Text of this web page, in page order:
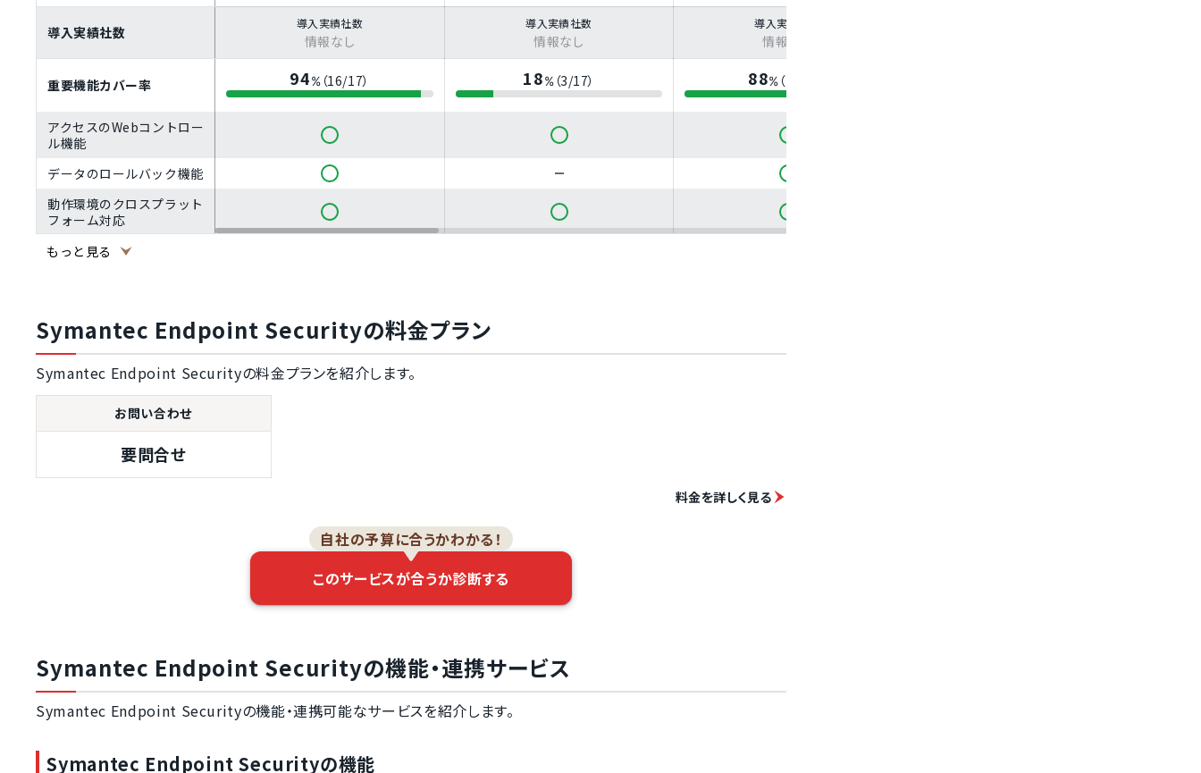
導入実績社数
導入実績社数
情報なし
導入実績社数
情報なし
導入実績社数
情報なし
重要機能カバー率 94%（16/17） 18%（3/17） 88% （15/17）
アクセスのWebコントロー
ル機能
データのロールバック機能
動作環境のクロスプラット
フォーム対応
デバイスコントロール機能
タリング）機能
Webサイトの保護機能
感染データのパターンマッ
リアルタイム保護（常駐検
マルウェアの静的解析機能
EDR（エンドポイントで
の脅威検知）機能
システムの自動アップデー
所有端末の管理コンソール
もっと見る
Symantec Endpoint Securityの料金プラン
Symantec Endpoint Securityの料金プランを紹介します。
お問い合わせ
要問合せ
料金を詳しく見る
自社の予算に合うかわかる！
このサービスが合うか診断する
Symantec Endpoint Securityの機能・連携サービス
Symantec Endpoint Securityの機能・連携可能なサービスを紹介します。
Symantec Endpoint Securityの機能